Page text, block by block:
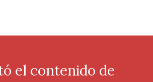
el contenido de